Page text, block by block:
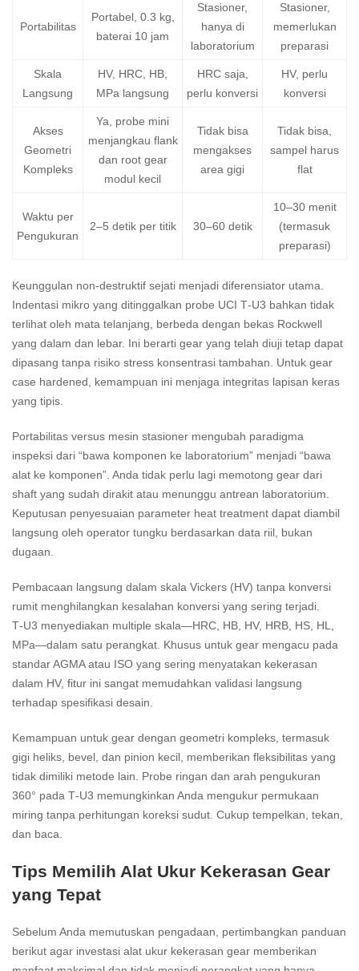
Portabilitas
Portabel, 0.3 kg,
baterai 10 jam
Stasioner,
hanya di
laboratorium
Stasioner,
memerlukan
preparasi
Skala
Langsung
HV, HRC, HB,
MPa langsung
HRC saja,
perlu konversi
HV, perlu
konversi
Akses
Geometri
Kompleks
Ya, probe mini
menjangkau flank
dan root gear
modul kecil
Tidak bisa
mengakses
area gigi
Tidak bisa,
sampel harus
flat
Waktu per
Pengukuran
2–5 detik per titik 30–60 detik
10–30 menit
(termasuk
preparasi)
Keunggulan non‑destruktif sejati menjadi diferensiator utama.
Indentasi mikro yang ditinggalkan probe UCI T‑U3 bahkan tidak
terlihat oleh mata telanjang, berbeda dengan bekas Rockwell
yang dalam dan lebar. Ini berarti gear yang telah diuji tetap dapat
dipasang tanpa risiko stress konsentrasi tambahan. Untuk gear
case hardened, kemampuan ini menjaga integritas lapisan keras
yang tipis.
Portabilitas versus mesin stasioner mengubah paradigma
inspeksi dari “bawa komponen ke laboratorium” menjadi “bawa
alat ke komponen”. Anda tidak perlu lagi memotong gear dari
shaft yang sudah dirakit atau menunggu antrean laboratorium.
Keputusan penyesuaian parameter heat treatment dapat diambil
langsung oleh operator tungku berdasarkan data riil, bukan
dugaan.
Pembacaan langsung dalam skala Vickers (HV) tanpa konversi
rumit menghilangkan kesalahan konversi yang sering terjadi.
T‑U3 menyediakan multiple skala—HRC, HB, HV, HRB, HS, HL,
MPa—dalam satu perangkat. Khusus untuk gear mengacu pada
standar AGMA atau ISO yang sering menyatakan kekerasan
dalam HV, fitur ini sangat memudahkan validasi langsung
terhadap spesifikasi desain.
Kemampuan untuk gear dengan geometri kompleks, termasuk
gigi heliks, bevel, dan pinion kecil, memberikan fleksibilitas yang
tidak dimiliki metode lain. Probe ringan dan arah pengukuran
360° pada T‑U3 memungkinkan Anda mengukur permukaan
miring tanpa perhitungan koreksi sudut. Cukup tempelkan, tekan,
dan baca.
Tips Memilih Alat Ukur Kekerasan Gear
yang Tepat
Sebelum Anda memutuskan pengadaan, pertimbangkan panduan
berikut agar investasi alat ukur kekerasan gear memberikan